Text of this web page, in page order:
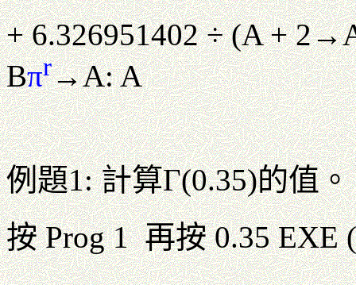
+ 6.326951402 ÷ (A + 2
Bπr→A: A
例題1: 計算Γ(0.35)的值。
按 Prog 1 再按 0.35 EXE